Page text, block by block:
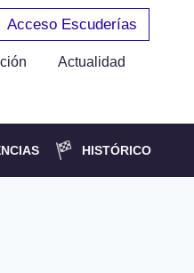
Acceso Escuderías
Actualidad
HISTÓRICO